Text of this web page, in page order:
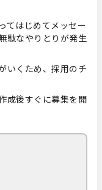
てはじめてメッセー
駄なやりとりが発生
いくため、採用のチ
成後すぐに募集を開